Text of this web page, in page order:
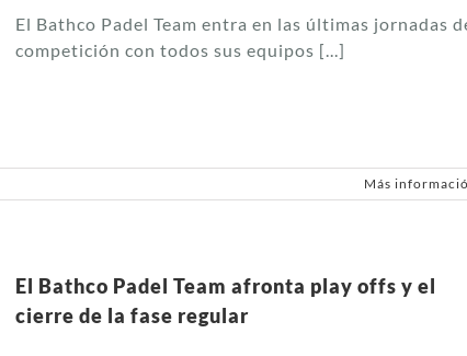
El Bathco Padel Team entra en las últimas jornadas
competición con todos sus equipos [...]
Más
El Bathco Padel Team afronta play offs y el
cierre de la fase regular